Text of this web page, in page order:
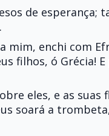
de esperança;
mim, enchi com
filhos, ó Grécia!
eles, e as suas
soará a